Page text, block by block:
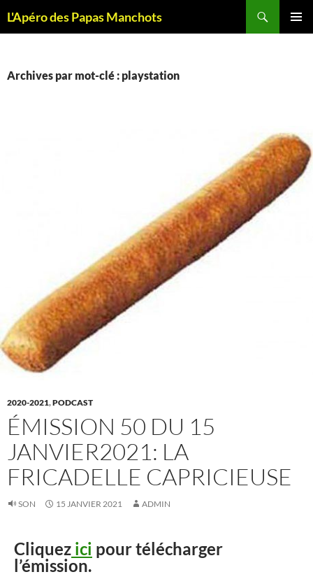
L'Apéro des Papas Manchots
Archives par mot-clé : playstation
2020-2021,PODCAST
ÉMISSION 50 DU 15
JANVIER2021: LA
FRICADELLE CAPRICIEUSE
SON 15 JANVIER 2021 ADMIN
Cliquez ici pour télécharger
l’émission.